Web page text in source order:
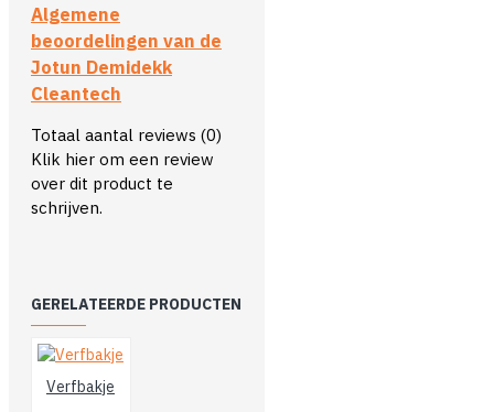
Algemene
beoordelingen van de
Jotun Demidekk
Cleantech
Totaal aantal reviews (0)
Klik hier om een review
over dit product te
schrijven.
GERELATEERDE PRODUCTEN
Verfbakje